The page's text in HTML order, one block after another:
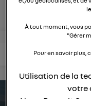
lire les questions lire
estimez votre
À tout moment, vous
"Gérer
Pour en savoir plus,
Utilisation de la
votre
Nous, Renault